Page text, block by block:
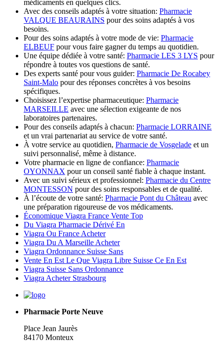
médicaments en quelques clics.
Avec des conseils adaptés à votre situation: Pharmacie
VALQUE BEAURAINS pour des soins adaptés à vos
besoins.
Pour des soins adaptés à votre mode de vie: Pharmacie
ELBEUF pour vous faire gagner du temps au quotidien.
Une équipe dédiée à votre santé: Pharmacie LES 3 LYS pour
répondre à toutes vos questions de santé.
Des experts santé pour vous guider: Pharmacie De Rocabey
Saint-Malo pour des réponses concrètes à vos besoins
spécifiques.
Choisissez l’expertise pharmaceutique: Pharmacie
MARSEILLE avec une sélection exigeante de nos
laboratoires partenaires.
Pour des conseils adaptés à chacun: Pharmacie LORRAINE
et un vrai partenariat au service de votre santé.
À votre service au quotidien, Pharmacie de Vosgelade et un
suivi personnalisé, même à distance.
Votre pharmacie en ligne de confiance: Pharmacie
OYONNAX pour un conseil santé fiable à chaque instant.
Avec un suivi sérieux et professionnel: Pharmacie du Centre
MONTESSON pour des soins responsables et de qualité.
À l’écoute de votre santé: Pharmacie Pont du Château avec
une préparation rigoureuse de vos médicaments.
Économique Viagra France Vente Top
Du Viagra Pharmacie Dérivé En
Viagra Ou France Acheter
Viagra Du A Marseille Acheter
Viagra Ordonnance Suisse Sans
Vente En Est Le Que Viagra Libre Suisse Ce En Est
Viagra Suisse Sans Ordonnance
Viagra Acheter Strasbourg
Pharmacie Porte Neuve
Place Jean Jaurès
84170 Monteux